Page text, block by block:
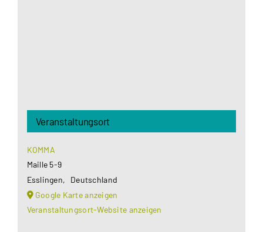
Veranstaltungsort
KOMMA
Maille 5-9
Esslingen,
Deutschland
Google Karte anzeigen
Veranstaltungsort-Website anzeigen